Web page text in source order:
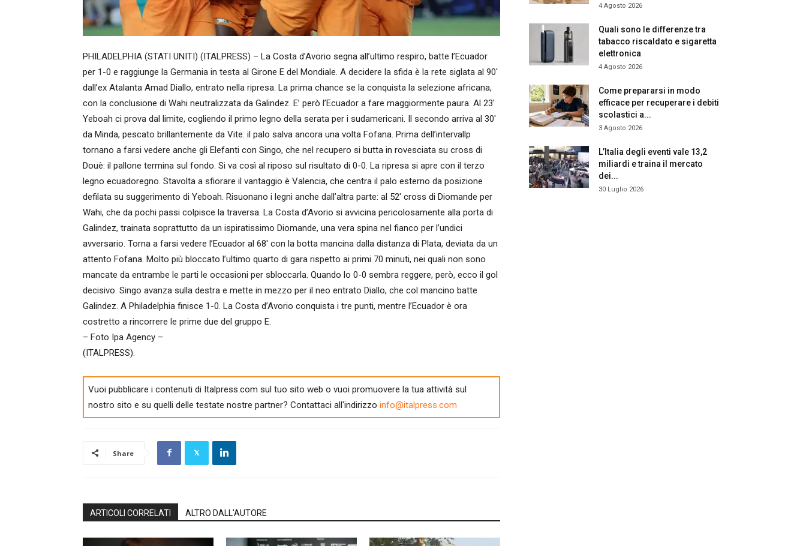
PHILADELPHIA (STATI UNITI) (ITALPRESS) – La Costa d’Avorio segna all’ultimo respiro, batte l’Ecuador
per 1-0 e raggiunge la Germania in testa al Girone E del Mondiale. A decidere la sfida è la rete siglata al 90′
dall’ex Atalanta Amad Diallo, entrato nella ripresa. La prima chance se la conquista la selezione africana,
con la conclusione di Wahi neutralizzata da Galindez. E’ però l’Ecuador a fare maggiormente paura. Al 23′
Yeboah ci prova dal limite, cogliendo il primo legno della serata per i sudamericani. Il secondo arriva al 30′
da Minda, pescato brillantemente da Vite: il palo salva ancora una volta Fofana. Prima dell’intervallp
tornano a farsi vedere anche gli Elefanti con Singo, che nel recupero si butta in rovesciata su cross di
Douè: il pallone termina sul fondo. Si va così al riposo sul risultato di 0-0. La ripresa si apre con il terzo
legno ecuadoregno. Stavolta a sfiorare il vantaggio è Valencia, che centra il palo esterno da posizione
defilata su suggerimento di Yeboah. Risuonano i legni anche dall’altra parte: al 52′ cross di Diomande per
Wahi, che da pochi passi colpisce la traversa. La Costa d’Avorio si avvicina pericolosamente alla porta di
Galindez, trainata soprattutto da un ispiratissimo Diomande, una vera spina nel fianco per l’undici
avversario. Torna a farsi vedere l’Ecuador al 68′ con la botta mancina dalla distanza di Plata, deviata da un
attento Fofana. Molto più bloccato l’ultimo quarto di gara rispetto ai primi 70 minuti, nei quali non sono
mancate da entrambe le parti le occasioni per sbloccarla. Quando lo 0-0 sembra reggere, però, ecco il gol
decisivo. Singo avanza sulla destra e mette in mezzo per il neo entrato Diallo, che col mancino batte
Galindez. A Philadelphia finisce 1-0. La Costa d’Avorio conquista i tre punti, mentre l’Ecuador è ora
costretto a rincorrere le prime due del gruppo E.
– Foto Ipa Agency –
(ITALPRESS).
Vuoi pubblicare i contenuti di Italpress.com sul tuo sito web o vuoi promuovere la tua attività sul
nostro sito e su quelli delle testate nostre partner? Contattaci all'indirizzo info@italpress.com
Share
ARTICOLI CORRELATI ALTRO DALL'AUTORE
4 Agosto 2026
Quali sono le differenze tra
tabacco riscaldato e sigaretta
elettronica
4 Agosto 2026
Come prepararsi in modo
efficace per recuperare i debiti
scolastici a...
3 Agosto 2026
L’Italia degli eventi vale 13,2
miliardi e traina il mercato
dei...
30 Luglio 2026